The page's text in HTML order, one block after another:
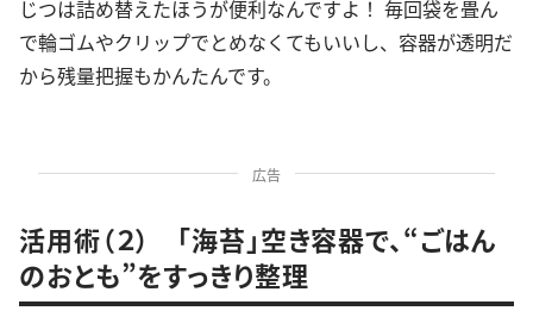
じつは詰め替えたほうが便利なんですよ！ 毎回袋を畳ん
で輪ゴムやクリップでとめなくてもいいし、容器が透明だ
から残量把握もかんたんです。
広告
活用術（２） 「海苔」空き容器で、“ごはん
のおとも”をすっきり整理